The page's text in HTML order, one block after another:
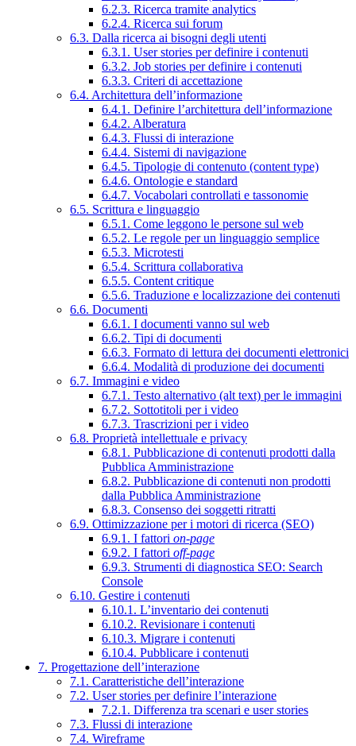
6.2.3. Ricerca tramite analytics
6.2.4. Ricerca sui forum
6.3. Dalla ricerca ai bisogni degli utenti
6.3.1. User stories per definire i contenuti
6.3.2. Job stories per definire i contenuti
6.3.3. Criteri di accettazione
6.4. Architettura dell’informazione
6.4.1. Definire l’architettura dell’informazione
6.4.2. Alberatura
6.4.3. Flussi di interazione
6.4.4. Sistemi di navigazione
6.4.5. Tipologie di contenuto (content type)
6.4.6. Ontologie e standard
6.4.7. Vocabolari controllati e tassonomie
6.5. Scrittura e linguaggio
6.5.1. Come leggono le persone sul web
6.5.2. Le regole per un linguaggio semplice
6.5.3. Microtesti
6.5.4. Scrittura collaborativa
6.5.5. Content critique
6.5.6. Traduzione e localizzazione dei contenuti
6.6. Documenti
6.6.1. I documenti vanno sul web
6.6.2. Tipi di documenti
6.6.3. Formato di lettura dei documenti elettronici
6.6.4. Modalità di produzione dei documenti
6.7. Immagini e video
6.7.1. Testo alternativo (alt text) per le immagini
6.7.2. Sottotitoli per i video
6.7.3. Trascrizioni per i video
6.8. Proprietà intellettuale e privacy
6.8.1. Pubblicazione di contenuti prodotti dalla
Pubblica Amministrazione
6.8.2. Pubblicazione di contenuti non prodotti
dalla Pubblica Amministrazione
6.8.3. Consenso dei soggetti ritratti
6.9. Ottimizzazione per i motori di ricerca (SEO)
6.9.1. I fattori on-page
6.9.2. I fattori off-page
6.9.3. Strumenti di diagnostica SEO: Search
Console
6.10. Gestire i contenuti
6.10.1. L’inventario dei contenuti
6.10.2. Revisionare i contenuti
6.10.3. Migrare i contenuti
6.10.4. Pubblicare i contenuti
7. Progettazione dell’interazione
7.1. Caratteristiche dell’interazione
7.2. User stories per definire l’interazione
7.2.1. Differenza tra scenari e user stories
7.3. Flussi di interazione
7.4. Wireframe